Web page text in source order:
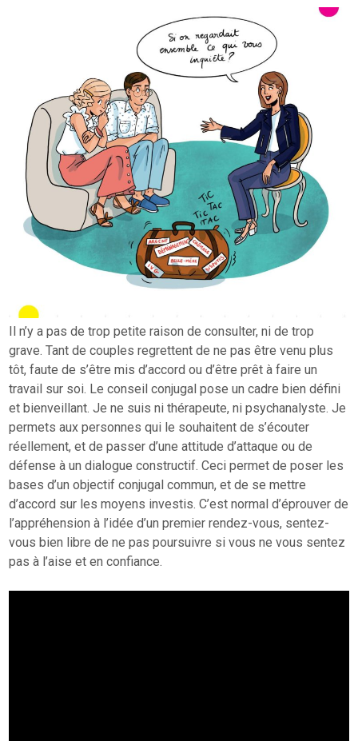
Il n’y a pas de trop petite raison de consulter, ni de trop
grave. Tant de couples regrettent de ne pas être venu plus
tôt, faute de s’être mis d’accord ou d’être prêt à faire un
travail sur soi. Le conseil conjugal pose un cadre bien défini
et bienveillant. Je ne suis ni thérapeute, ni psychanalyste. Je
permets aux personnes qui le souhaitent de s’écouter
réellement, et de passer d’une attitude d’attaque ou de
défense à un dialogue constructif. Ceci permet de poser les
bases d’un objectif conjugal commun, et de se mettre
d’accord sur les moyens investis. C’est normal d’éprouver de
l’appréhension à l’idée d’un premier rendez-vous, sentez-
vous bien libre de ne pas poursuivre si vous ne vous sentez
pas à l’aise et en confiance.